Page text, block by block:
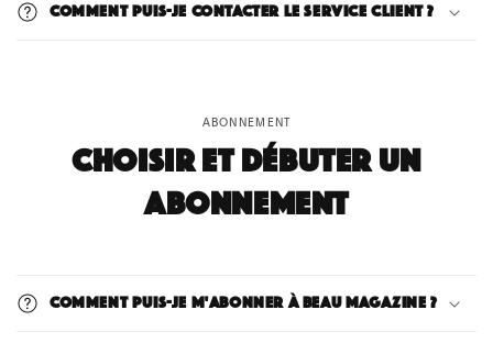
Comment puis-je contacter le service client ?
ABONNEMENT
Choisir et débuter un
abonnement
Comment puis-je m'abonner à BEAU Magazine ?